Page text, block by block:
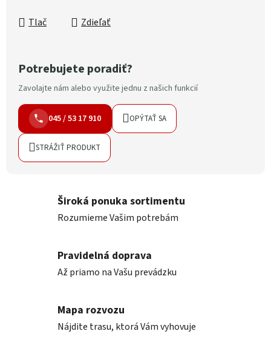
Tlač Zdieľať
Potrebujete poradiť?
Zavolajte nám alebo využite jednu z našich funkcií
045 / 53 17 910 OPÝTAŤ SA
STRÁŽIŤ PRODUKT
Široká ponuka sortimentu
Rozumieme Vašim potrebám
Pravidelná doprava
Až priamo na Vašu prevádzku
Mapa rozvozu
Nájdite trasu, ktorá Vám vyhovuje